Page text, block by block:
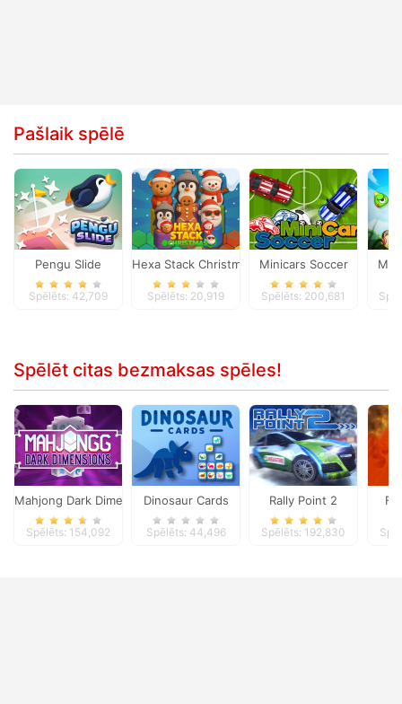
Pašlaik spēlē
Pengu Slide
Spēlēts: 42,709
Hexa Stack Christmas
Spēlēts: 20,919
Minicars Soccer
Spēlēts: 200,681
Spēlēt citas bezmaksas spēles!
Mahjong Dark Dimensions
Spēlēts: 154,092
Dinosaur Cards
Spēlēts: 44,496
Rally Point 2
Spēlēts: 192,830